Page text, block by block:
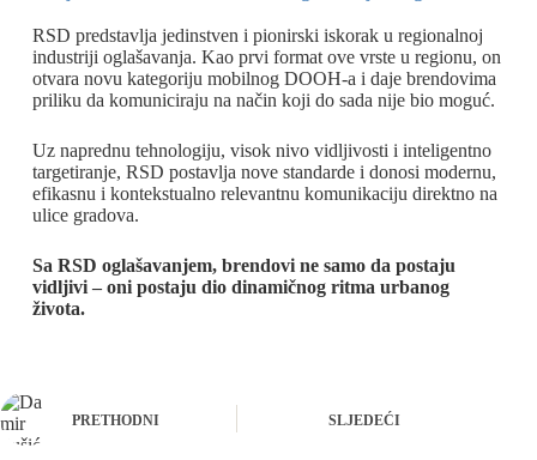
RSD predstavlja jedinstven i pionirski iskorak u regionalnoj
industriji oglašavanja. Kao prvi format ove vrste u regionu, on
otvara novu kategoriju mobilnog DOOH-a i daje brendovima
priliku da komuniciraju na način koji do sada nije bio moguć.
Uz naprednu tehnologiju, visok nivo vidljivosti i inteligentno
targetiranje, RSD postavlja nove standarde i donosi modernu,
efikasnu i kontekstualno relevantnu komunikaciju direktno na
ulice gradova.
Sa RSD oglašavanjem, brendovi ne samo da postaju
vidljivi – oni postaju dio dinamičnog ritma urbanog
života.
PRETHODNI SLJEDEĆI